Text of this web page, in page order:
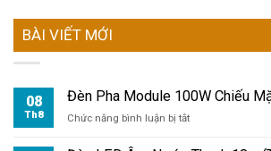
BÀI VIẾT MỚI
08
Th8
Đèn Pha Module 100W Chiếu
Chức năng bình luận bị tắtở